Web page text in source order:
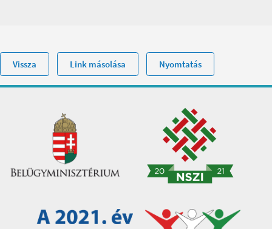
Vissza Link másolása Nyomtatás